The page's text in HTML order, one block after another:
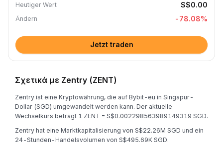
Heutiger Wert S$0.00
Ändern -78.08%
Jetzt traden
Σχετικά με Zentry (ZENT)
Zentry ist eine Kryptowährung, die auf Bybit-eu in Singapur-
Dollar (SGD) umgewandelt werden kann. Der aktuelle
Wechselkurs beträgt 1 ZENT = S$0.002298563989149319 SGD.
Zentry hat eine Marktkapitalisierung von S$22.26M SGD und ein
24-Stunden-Handelsvolumen von S$495.69K SGD.